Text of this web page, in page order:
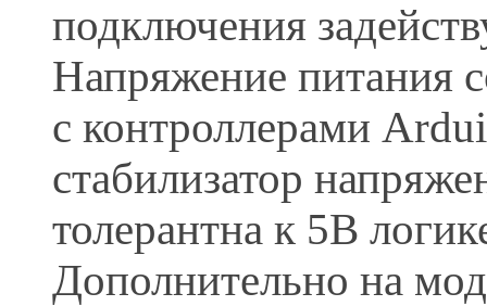
подключения
Напряжение питания
с контроллерами
стабилизатор
толерантна к 5В
Дополнительно на